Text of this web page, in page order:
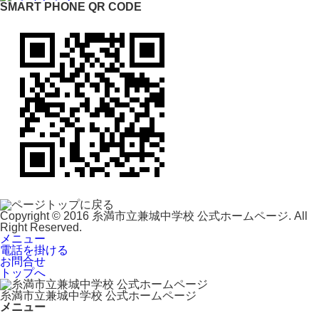
SMART PHONE QR CODE
Copyright © 2016 糸満市立兼城中学校 公式ホームページ. All
Right Reserved.
メニュー
電話を掛ける
お問合せ
トップへ
糸満市立兼城中学校 公式ホームページ
メニュー